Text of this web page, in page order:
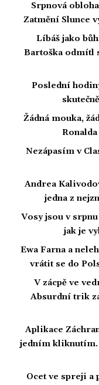
Srpnová
Zatmění Slunce
Líbáš jako
Bartoška odmítl
Poslední
Žádná mouka,
Nezápasím v
Andrea
jedna z
Vosy jsou v
jak je
Ewa Farna a
vrátit se do
V zácpě ve
Absurdní trik
Aplikace
jedním kliknutím.
Ocet ve spreji a